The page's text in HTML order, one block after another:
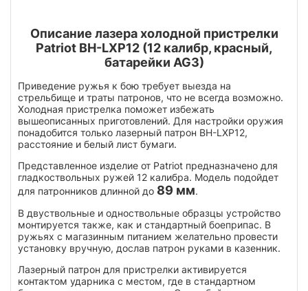
Описание лазера холодной пристрелки
Patriot BH-LXP12 (12 калибр, красный,
батарейки AG3)
Приведение ружья к бою требует выезда на
стрельбище и траты патронов, что не всегда возможно.
Холодная пристрелка поможет избежать
вышеописанных приготовлений. Для настройки оружия
понадобится только лазерный патрон BH-LXP12,
расстояние и белый лист бумаги.
Представленное изделие от Patriot предназначено для
гладкоствольных ружей 12 калибра. Модель подойдет
для патронников длинной до 89 мм.
В двуствольные и одноствольные образцы устройство
монтируется также, как и стандартный боеприпас. В
ружьях с магазинным питанием желательно провести
установку вручную, дослав патрон руками в казенник.
Лазерный патрон для пристрелки активируется
контактом ударника с местом, где в стандартном